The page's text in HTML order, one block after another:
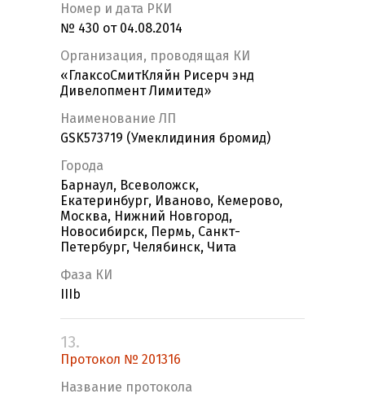
Номер и дата РКИ
№ 430 от 04.08.2014
Организация, проводящая КИ
«ГлаксоСмитКляйн Рисерч энд
Дивелопмент Лимитед»
Наименование ЛП
GSK573719 (Умеклидиния бромид)
Города
Барнаул, Всеволожск,
Екатеринбург, Иваново, Кемерово,
Москва, Нижний Новгород,
Новосибирск, Пермь, Санкт-
Петербург, Челябинск, Чита
Фаза КИ
IIIb
13.
Протокол № 201316
Название протокола